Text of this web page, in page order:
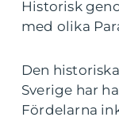
Historisk
med olika
Den
Sverige har
Fördelarna